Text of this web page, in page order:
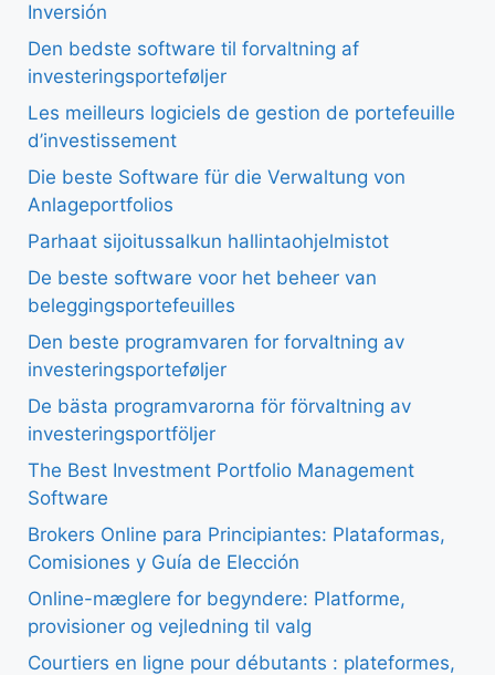
Inversión
Den bedste software til forvaltning af
investeringsporteføljer
Les meilleurs logiciels de gestion de portefeuille
d’investissement
Die beste Software für die Verwaltung von
Anlageportfolios
Parhaat sijoitussalkun hallintaohjelmistot
De beste software voor het beheer van
beleggingsportefeuilles
Den beste programvaren for forvaltning av
investeringsporteføljer
De bästa programvarorna för förvaltning av
investeringsportföljer
The Best Investment Portfolio Management
Software
Brokers Online para Principiantes: Plataformas,
Comisiones y Guía de Elección
Online-mæglere for begyndere: Platforme,
provisioner og vejledning til valg
Courtiers en ligne pour débutants : plateformes,